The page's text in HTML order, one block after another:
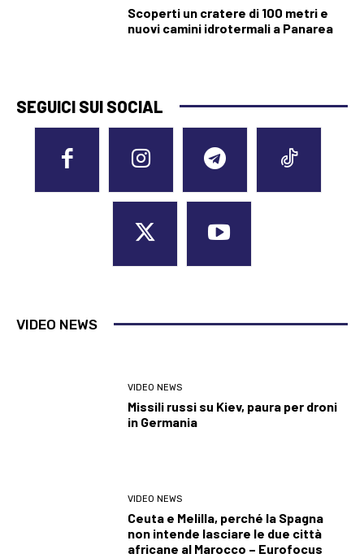
Scoperti un cratere di 100 metri e
nuovi camini idrotermali a Panarea
SEGUICI SUI SOCIAL
VIDEO NEWS
VIDEO NEWS
Missili russi su Kiev, paura per droni
in Germania
VIDEO NEWS
Ceuta e Melilla, perché la Spagna
non intende lasciare le due città
africane al Marocco – Eurofocus